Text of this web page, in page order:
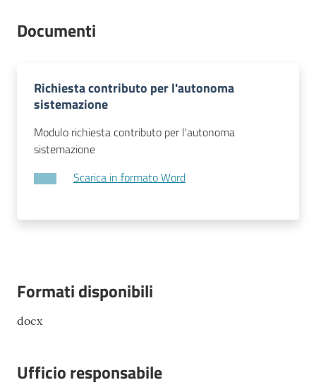
argomenti
Seguici
Documenti
Richiesta contributo per l'autonoma
sistemazione
Modulo richiesta contributo per l'autonoma
sistemazione
Scarica in formato Word
Formati disponibili
docx
Ufficio responsabile